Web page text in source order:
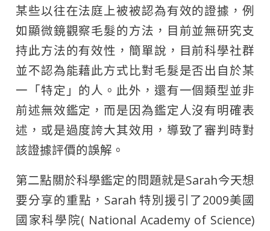
某些以往在法庭上被被認為有效的證據，例
如顯微鏡觀察毛髮的方法，目前並無研究支
持此方法的有效性，簡單說，目前科學社群
並不認為能藉此方式比對毛髮是否出自於某
一「特定」的人。此外，還有一個類型並非
前述無效鑑定，而是因為鑑定人沒有明確表
述，或是過度誇大其效用，導致了審判時對
該證據評價的誤解。
第二點關於科學鑑定的問題就是Sarah今天想
要分享的重點，Sarah 特別援引了2009美國
國家科學院( National Academy of Science)